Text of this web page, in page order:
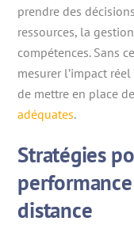
prendre des
ressources, la
compétences. Sans
mesurer l’impact
de mettre en place
adéquates.
Stratégies
distance